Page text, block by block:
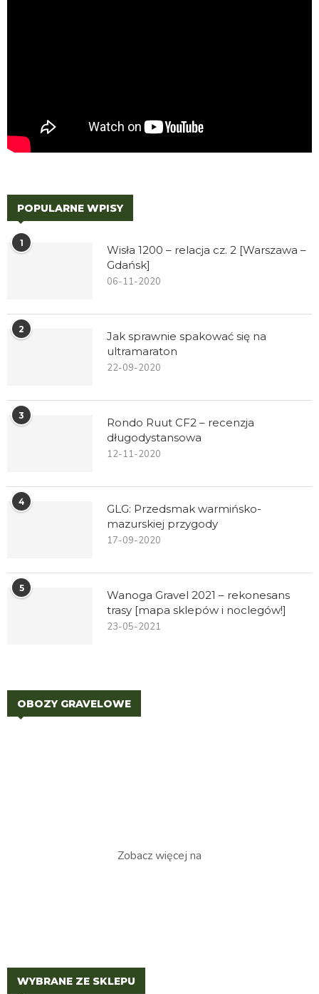
POPULARNE WPISY
1
Wisła 1200 – relacja cz. 2 [Warszawa –
Gdańsk]
06-11-2020
2
Jak sprawnie spakować się na
ultramaraton
22-09-2020
3
Rondo Ruut CF2 – recenzja
długodystansowa
12-11-2020
4
GLG: Przedsmak warmińsko-
mazurskiej przygody
17-09-2020
5
Wanoga Gravel 2021 – rekonesans
trasy [mapa sklepów i noclegów!]
23-05-2021
OBOZY GRAVELOWE
Zobacz więcej na
WYBRANE ZE SKLEPU